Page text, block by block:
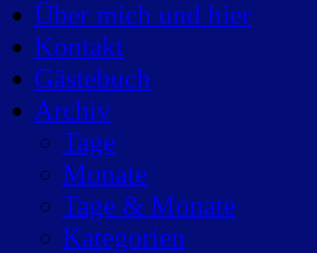
Über mich und hier
Kontakt
Gästebuch
Archiv
Tage
Monate
Tage & Monate
Kategorien